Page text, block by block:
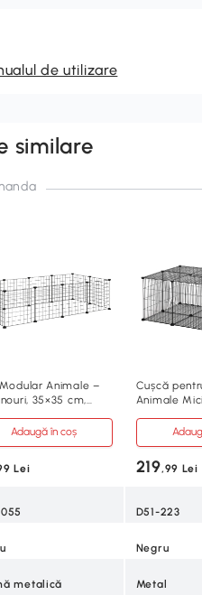
de utilizare
similare
Animale –
35×35 cm,
Adaugă în coș
Lei
metalică
Cușcă
Animale
219,99 Lei
D51-223
Negru
Metal